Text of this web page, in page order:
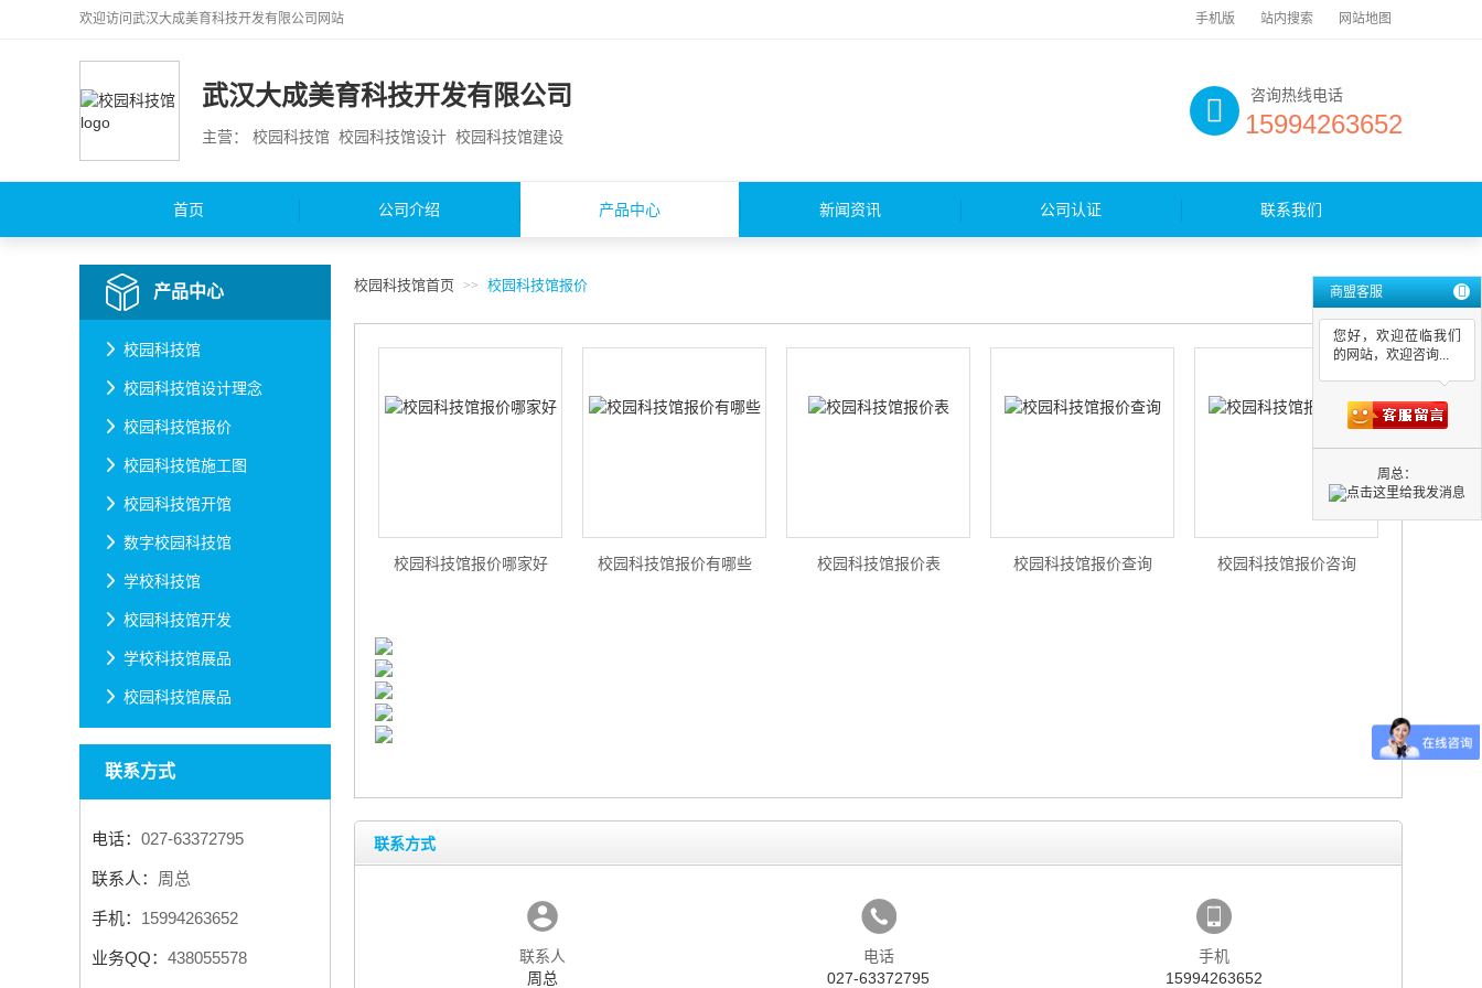
欢迎访问 武汉大成美育科技开发有限公司 网站 手机版 站内搜索 网站地图
武汉大成美育科技开发有限公司
主营： 校园科技馆 校园科技馆设计 校园科技馆建设
咨询热线电话
15994263652
首页 公司介绍 产品中心 新闻资讯 公司认证 联系我们
产品中心
校园科技馆
校园科技馆设计理念
校园科技馆报价
校园科技馆施工图
校园科技馆开馆
数字校园科技馆
学校科技馆
校园科技馆开发
学校科技馆展品
校园科技馆展品
联系方式
电话： 027-63372795
联系人： 周总
手机： 15994263652
业务QQ： 438055578
校园科技馆首页 >> 校园科技馆报价
校园科技馆报价哪家好 校园科技馆报价有哪些 校园科技馆报价表 校园科技馆报价查询 校园科技馆报价咨询
联系方式
联系人
周总
电话
027-63372795
手机
15994263652
商盟客服
您好，欢迎莅临我们
的网站，欢迎咨询...
周总：